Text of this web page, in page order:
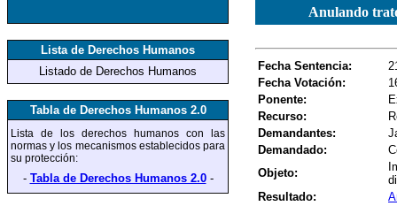
Lista de Derechos Humanos
Listado de Derechos Humanos
Tabla de Derechos Humanos 2.0
Lista de los derechos humanos con las
normas y los mecanismos establecidos para
su protección:
- Tabla de Derechos Humanos 2.0-
Anulando
Fecha Sentencia:
Fecha Votación:
Ponente:
Recurso:
Demandantes:
Demandado:
Objeto:
Resultado: